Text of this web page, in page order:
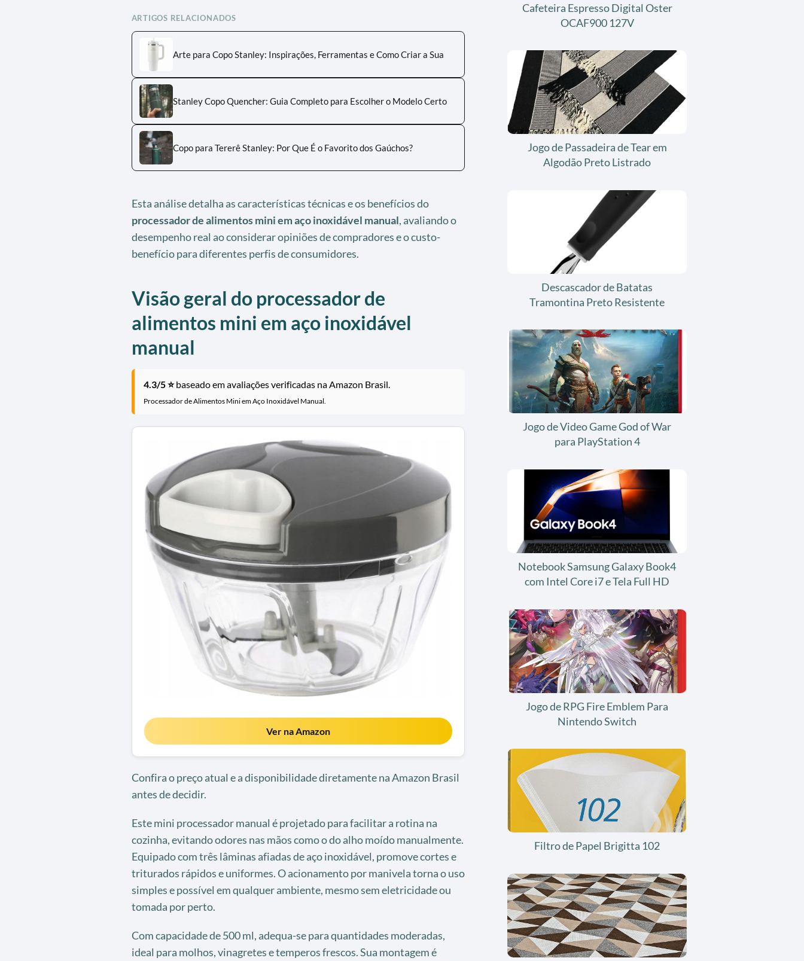
ARTIGOS RELACIONADOS
Arte para Copo Stanley: Inspirações, Ferramentas e Como Criar a Sua
Stanley Copo Quencher: Guia Completo para Escolher o Modelo Certo
Copo para Tererê Stanley: Por Que É o Favorito dos Gaúchos?
Esta análise detalha as características técnicas e os benefícios do
processador de alimentos mini em aço inoxidável manual, avaliando o
desempenho real ao considerar opiniões de compradores e o custo-
benefício para diferentes perfis de consumidores.
Visão geral do processador de
alimentos mini em aço inoxidável
manual
4.3/5 ⭐baseado em avaliações verificadas na Amazon Brasil.
Processador de Alimentos Mini em Aço Inoxidável Manual.
Ver na Amazon
Confira o preço atual e a disponibilidade diretamente na Amazon Brasil
antes de decidir.
Este mini processador manual é projetado para facilitar a rotina na
cozinha, evitando odores nas mãos como o do alho moído manualmente.
Equipado com três lâminas afiadas de aço inoxidável, promove cortes e
triturados rápidos e uniformes. O acionamento por manivela torna o uso
simples e possível em qualquer ambiente, mesmo sem eletricidade ou
tomada por perto.
Com capacidade de 500 ml, adequa-se para quantidades moderadas,
ideal para molhos, vinagretes e temperos frescos. Sua montagem é
Cafeteira Espresso Digital Oster
OCAF900 127V
Jogo de Passadeira de Tear em
Algodão Preto Listrado
Descascador de Batatas
Tramontina Preto Resistente
Jogo de Video Game God of War
para PlayStation 4
Notebook Samsung Galaxy Book4
com Intel Core i7 e Tela Full HD
Jogo de RPG Fire Emblem Para
Nintendo Switch
Filtro de Papel Brigitta 102